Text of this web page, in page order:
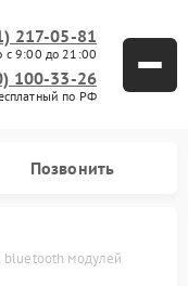
217-05-81
с 9:00 до 21:00
100-33-26
по РФ
Позвонить
bluetooth модулей